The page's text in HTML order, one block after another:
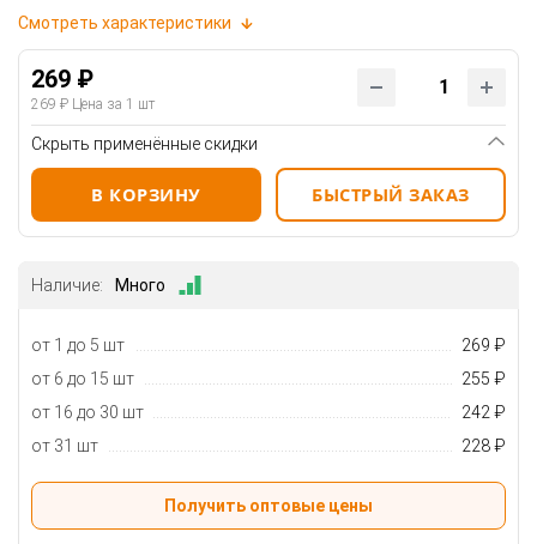
Смотреть характеристики
269 ₽
269 ₽ Цена за 1 шт
Скрыть применённые скидки
В КОРЗИНУ БЫСТРЫЙ ЗАКАЗ
Наличие: Много
от 1 до 5 шт
269 ₽
от 6 до 15 шт
255 ₽
от 16 до 30 шт
242 ₽
от 31 шт
228 ₽
Получить оптовые цены